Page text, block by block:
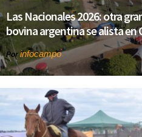
Las Nacionales 2026: otra
bovina argentina se alista en
Por infocampo